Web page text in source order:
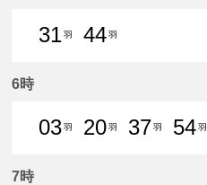
31羽
44羽
6時
03羽
20羽
37羽
54羽
7時